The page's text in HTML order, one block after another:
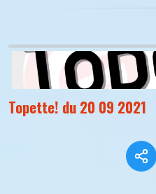
Topette! du 20 09 2021